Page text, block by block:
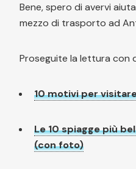
Bene, spero di avervi
mezzo di trasporto ad
Proseguite la lettura con
10 motivi per
Le 10 spiagge più
(con foto)